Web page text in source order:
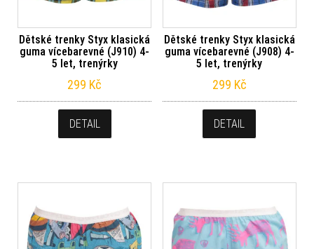
Dětské trenky Styx klasická
guma vícebarevné (J910) 4-
5 let, trenýrky
299 Kč
DETAIL
Dětské trenky Styx klasická
guma vícebarevné (J908) 4-
5 let, trenýrky
299 Kč
DETAIL